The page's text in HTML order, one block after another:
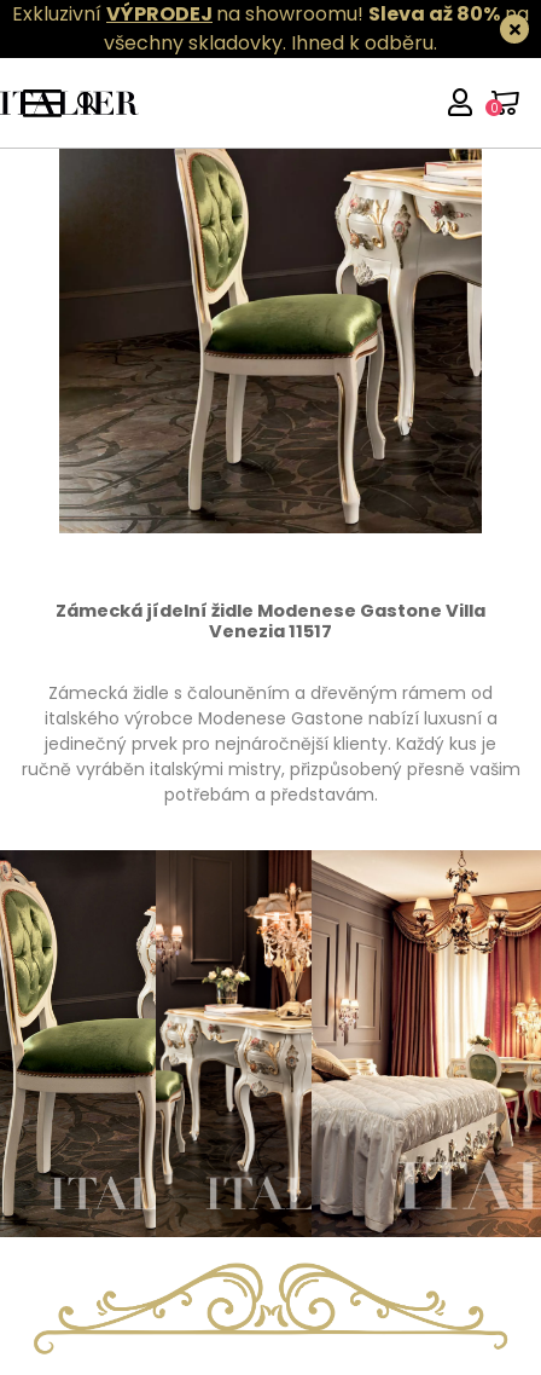
ExkluzivníVÝPRODEJ na showroomu! Sleva až 80%na
všechny skladovky. Ihned k odběru.
0
Zámecká jídelní židle Modenese Gastone Villa
Venezia 11517
Zámecká židle s čalouněním a dřevěným rámem od
italského výrobce Modenese Gastone nabízí luxusní a
jedinečný prvek pro nejnáročnější klienty. Každý kus je
ručně vyráběn italskými mistry, přizpůsobený přesně vašim
potřebám a představám.